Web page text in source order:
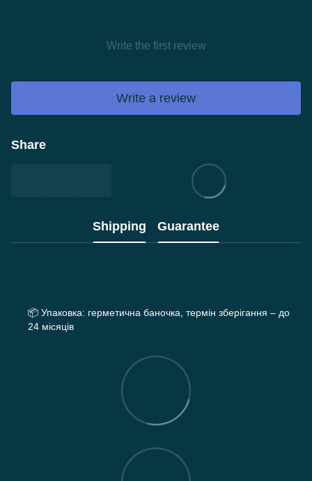
Write the first review
Write a review
Share
Shipping Guarantee
📦 Упаковка: герметична баночка, термін зберігання – до
24 місяців